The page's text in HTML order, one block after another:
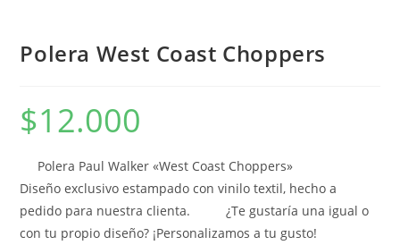
Polera West Coast Choppers
$12.000
Polera Paul Walker «West Coast Choppers»
Diseño exclusivo estampado con vinilo textil, hecho a
pedido para nuestra clienta.
¿Te gustaría una igual o
con tu propio diseño? ¡Personalizamos a tu gusto!